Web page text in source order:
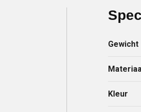
Gewicht
Kleur